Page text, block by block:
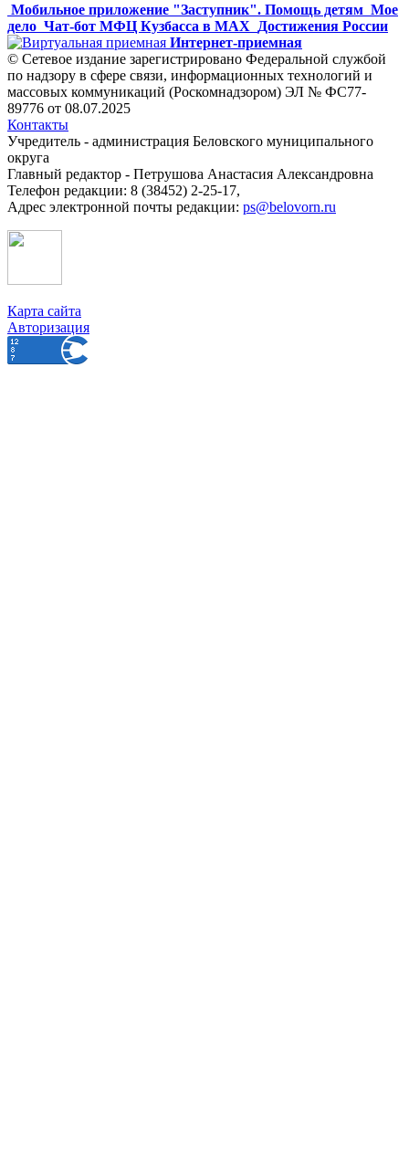
Мобильное приложение "Заступник". Помощь детям Мое
дело Чат-бот МФЦ Кузбасса в MAX
Достижения России
Интернет-приемная
© Сетевое издание зарегистрировано Федеральной службой
по надзору в сфере связи, информационных технологий и
массовых коммуникаций (Роскомнадзором) ЭЛ № ФС77-
89776 от 08.07.2025
Контакты
Учредитель - администрация Беловского муниципального
округа
Главный редактор - Петрушова Анастасия Александровна
Телефон редакции: 8 (38452) 2-25-17,
Адрес электронной почты редакции: ps@belovorn.ru
Карта сайта
Авторизация